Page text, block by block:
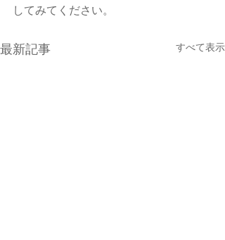
してみてください。
最新記事 すべて表示